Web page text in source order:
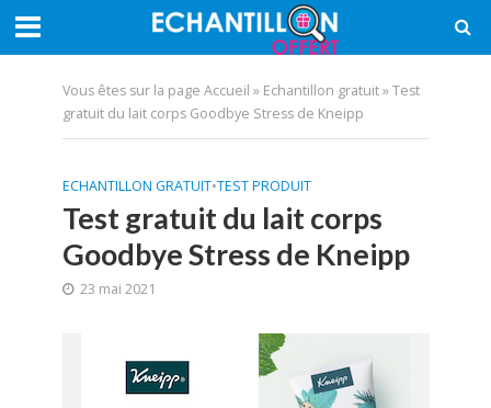
Vous êtes sur la page Accueil » Echantillon gratuit»Test
gratuit du lait corps Goodbye Stress de Kneipp
ECHANTILLON GRATUIT•TEST PRODUIT
Test gratuit du lait corps
Goodbye Stress de Kneipp
23 mai 2021